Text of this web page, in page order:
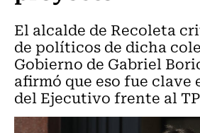
El alcalde de Recoleta
de políticos de dicha
Gobierno de Gabriel
afirmó que eso fue clave
del Ejecutivo frente al